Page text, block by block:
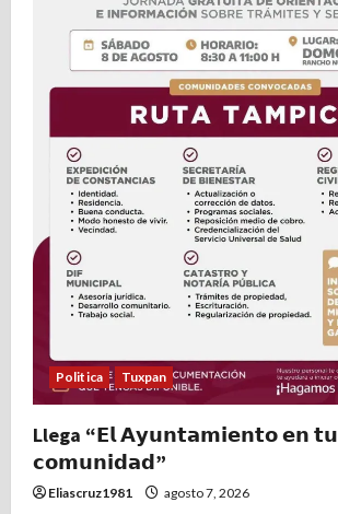
Politica Tuxpan
Llega “𝗘𝗹 𝗔𝘆𝘂𝗻𝘁𝗮𝗺𝗶𝗲𝗻𝘁𝗼 𝗲𝗻 𝘁𝘂
𝗰𝗼𝗺𝘂𝗻𝗶𝗱𝗮𝗱”
Eliascruz1981 agosto 7, 2026